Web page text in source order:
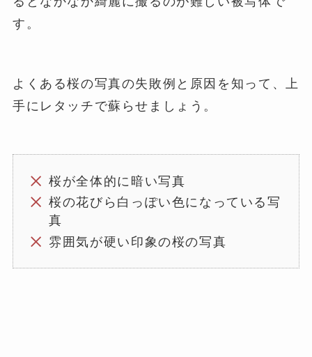
す。
よくある桜の写真の失敗例と原因を知って、上
手にレタッチで蘇らせましょう。
桜が全体的に暗い写真
桜の花びら白っぽい色になっている写
真
雰囲気が硬い印象の桜の写真